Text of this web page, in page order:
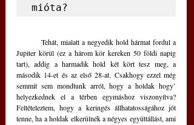
mióta?
Jupiter körül (ez a három kör kereken 50 földi napig
tart), addig a harmadik hold két kört tesz meg, a
második 14-et és az első 28-at. Csakhogy ezzel még
semmit sem mondtunk arról, hogy a holdak hogy’
helyezkednek el a térben egymáshoz viszonyítva?
Feltételeztem, hogy a keringés állhatatosságához jót
tenne, ha a holdak elkerülnék a négyes együttállást, ami